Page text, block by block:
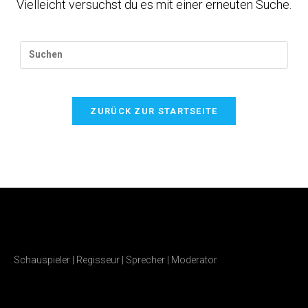
Vielleicht versuchst du es mit einer erneuten Suche.
ZURÜCK ZUR STARTSEITE
Schauspieler | Regisseur | Sprecher | Moderator